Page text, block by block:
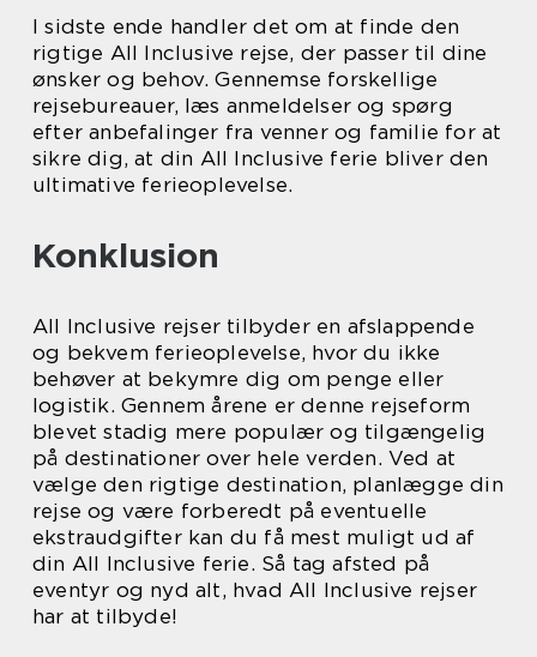
I sidste ende handler det om at finde den
rigtige All Inclusive rejse, der passer til dine
ønsker og behov. Gennemse forskellige
rejsebureauer, læs anmeldelser og spørg
efter anbefalinger fra venner og familie for at
sikre dig, at din All Inclusive ferie bliver den
ultimative ferieoplevelse.
Konklusion
All Inclusive rejser tilbyder en afslappende
og bekvem ferieoplevelse, hvor du ikke
behøver at bekymre dig om penge eller
logistik. Gennem årene er denne rejseform
blevet stadig mere populær og tilgængelig
på destinationer over hele verden. Ved at
vælge den rigtige destination, planlægge din
rejse og være forberedt på eventuelle
ekstraudgifter kan du få mest muligt ud af
din All Inclusive ferie. Så tag afsted på
eventyr og nyd alt, hvad All Inclusive rejser
har at tilbyde!